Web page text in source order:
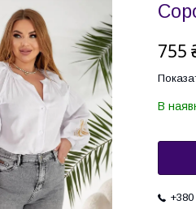
755
В